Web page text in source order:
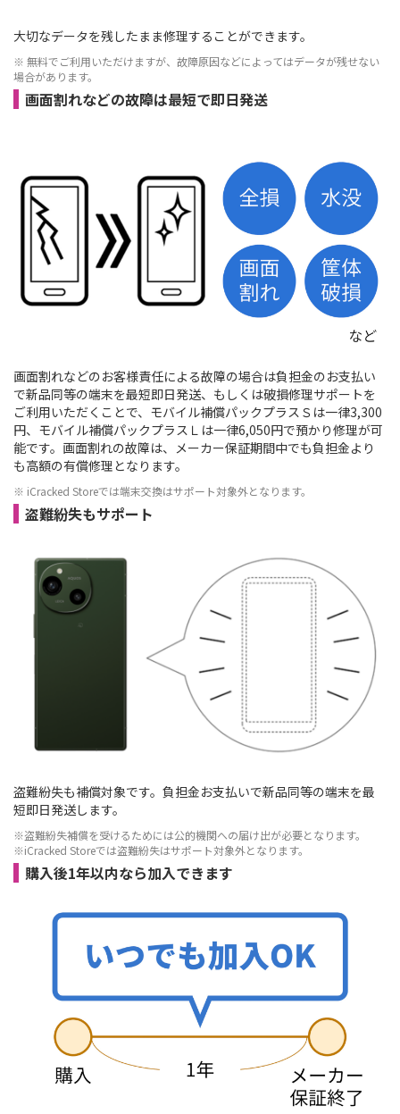
大切なデータを残したまま修理することができます。
※ 無料でご利用いただけますが、故障原因などによってはデータが残せない
場合があります。
画面割れなどの故障は最短で即日発送
画面割れなどのお客様責任による故障の場合は負担金のお支払い
で新品同等の端末を最短即日発送、もしくは破損修理サポートを
ご利用いただくことで、モバイル補償パックプラスＳは一律3,300
円、モバイル補償パックプラスＬは一律6,050円で預かり修理が可
能です。画面割れの故障は、メーカー保証期間中でも負担金より
も高額の有償修理となります。
※ iCracked Storeでは端末交換はサポート対象外となります。
盗難紛失もサポート
盗難紛失も補償対象です。負担金お支払いで新品同等の端末を最
短即日発送します。
※盗難紛失補償を受けるためには公的機関への届け出が必要となります。
※iCracked Storeでは盗難紛失はサポート対象外となります。
購入後1年以内なら加入できます